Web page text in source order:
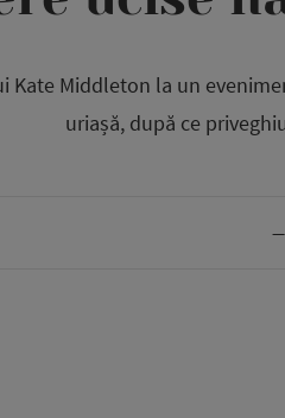
Kate Middleton la un
uriașă, după ce
—